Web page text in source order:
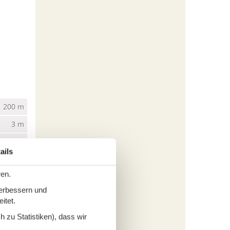
200 m
3 m
60 m
und
zu Statistiken), dass wir